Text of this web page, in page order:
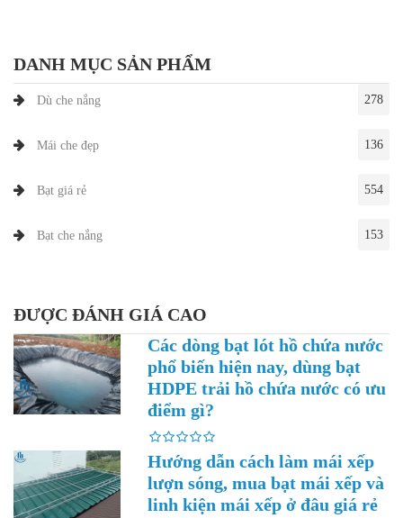
DANH MỤC SẢN PHẨM
Dù che nắng 278
Mái che đẹp 136
Bạt giá rẻ 554
Bạt che nắng 153
ĐƯỢC ĐÁNH GIÁ CAO
Các dòng bạt lót hồ chứa nước
phổ biến hiện nay, dùng bạt
HDPE trải hồ chứa nước có ưu
điểm gì?
Hướng dẫn cách làm mái xếp
lượn sóng, mua bạt mái xếp và
linh kiện mái xếp ở đâu giá rẻ